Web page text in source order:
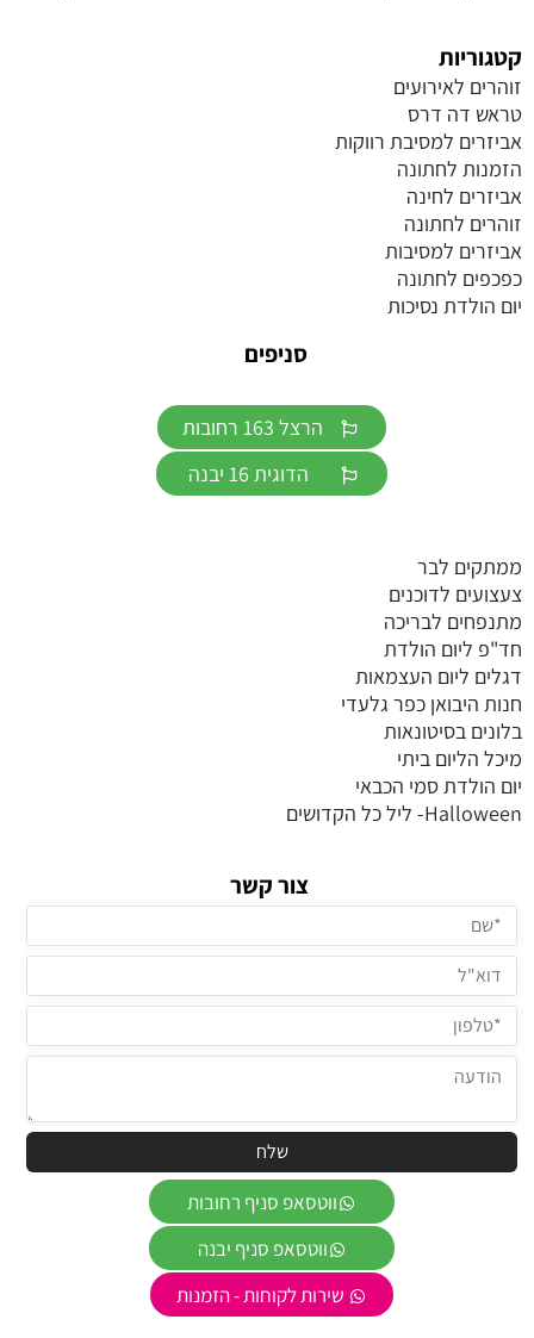
קטגוריות
זוהרים לאירועים
טראש דה דרס
אביזרים למסיבת רווקות
הזמנות לחתונה
אביזרים לחינה
זוהרים לחתונה
אביזרים למסיבות
כפכפים לחתונה
יום הולדת נסיכות
סניפים
הרצל 163 רחובות
הדוגית 16 יבנה
ממתקים לבר
צעצועים לדוכנים
מתנפחים לבריכה
חד"פ ליום הולדת
דגלים ליום העצמאות
חנות היבואן כפר גלעדי
בלונים בסיטונאות
מיכל הליום ביתי
יום הולדת סמי הכבאי
Halloween- ליל כל הקדושים
צור קשר
ווטסאפ סניף רחובות
ווטסאפ סניף יבנה
שירות לקוחות - הזמנות